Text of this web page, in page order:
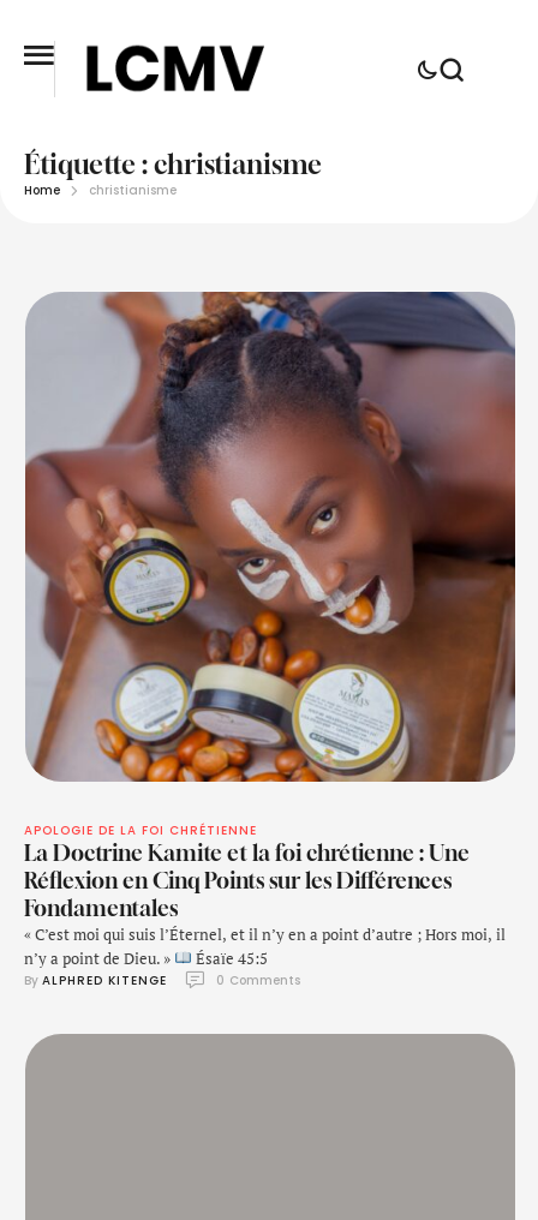
Étiquette :christianisme
Home christianisme
APOLOGIE DE LA FOI CHRÉTIENNE
La Doctrine Kamite et la foi chrétienne : Une
Réflexion en Cinq Points sur les Différences
Fondamentales
« C’est moi qui suis l’Éternel, et il n’y en a point d’autre ; Hors moi, il
n’y a point de Dieu. »
Ésaïe 45:5
By ALPHRED KITENGE 0 Comments